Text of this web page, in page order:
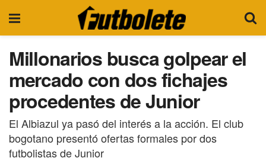
Millonarios busca golpear el
mercado con dos fichajes
procedentes de Junior
El Albiazul ya pasó del interés a la acción. El club
bogotano presentó ofertas formales por dos
futbolistas de Junior